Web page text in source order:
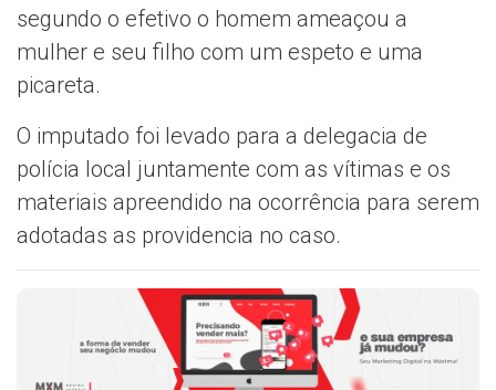
segundo o efetivo o homem ameaçou a
mulher e seu filho com um espeto e uma
picareta.
O imputado foi levado para a delegacia de
polícia local juntamente com as vítimas e os
materiais apreendido na ocorrência para serem
adotadas as providencia no caso.